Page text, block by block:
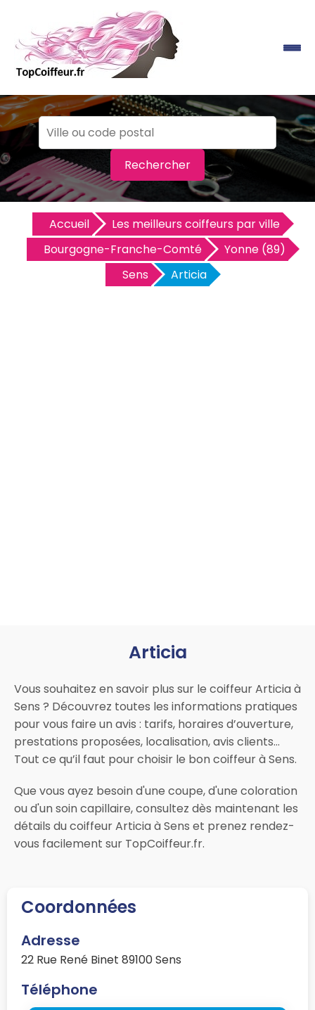
Rechercher
Accueil
Les meilleurs coiffeurs par ville
Bourgogne-Franche-Comté
Yonne (89)
Sens
Articia
Articia
Vous souhaitez en savoir plus sur le coiffeur Articia à
Sens ? Découvrez toutes les informations pratiques
pour vous faire un avis : tarifs, horaires d’ouverture,
prestations proposées, localisation, avis clients…
Tout ce qu’il faut pour choisir le bon coiffeur à Sens.
Que vous ayez besoin d'une coupe, d'une coloration
ou d'un soin capillaire, consultez dès maintenant les
détails du coiffeur Articia à Sens et prenez rendez-
vous facilement sur TopCoiffeur.fr.
Coordonnées
Adresse
22 Rue René Binet 89100 Sens
Téléphone